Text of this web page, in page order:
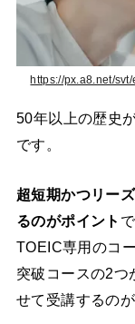
https://px.a8.net/
50年以上の歴史
です。
超短期かつリー
るのがポイント
TOEIC専用のコ
突破コースの2つ
せて受講するの